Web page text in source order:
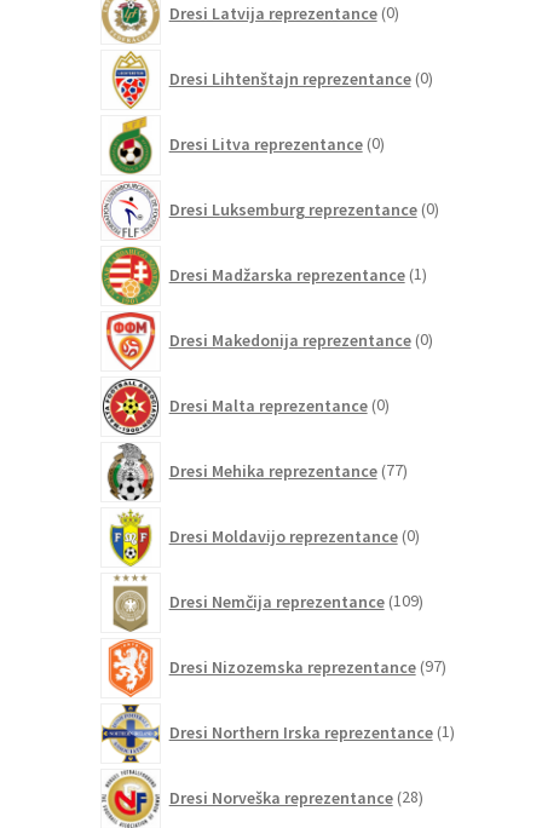
Dresi Latvija reprezentance 0izdelkov
Dresi Lihtenštajn reprezentance 0izdelkov
Dresi Litva reprezentance 0izdelkov
Dresi Luksemburg reprezentance 0izdelkov
Dresi Madžarska reprezentance 1izdelek
Dresi Makedonija reprezentance 0izdelkov
Dresi Malta reprezentance 0izdelkov
Dresi Mehika reprezentance 77izdelkov
Dresi Moldavijo reprezentance 0izdelkov
Dresi Nemčija reprezentance 109izdelkov
Dresi Nizozemska reprezentance 97izdelkov
Dresi Northern Irska reprezentance 1izdelek
Dresi Norveška reprezentance 28izdelkov